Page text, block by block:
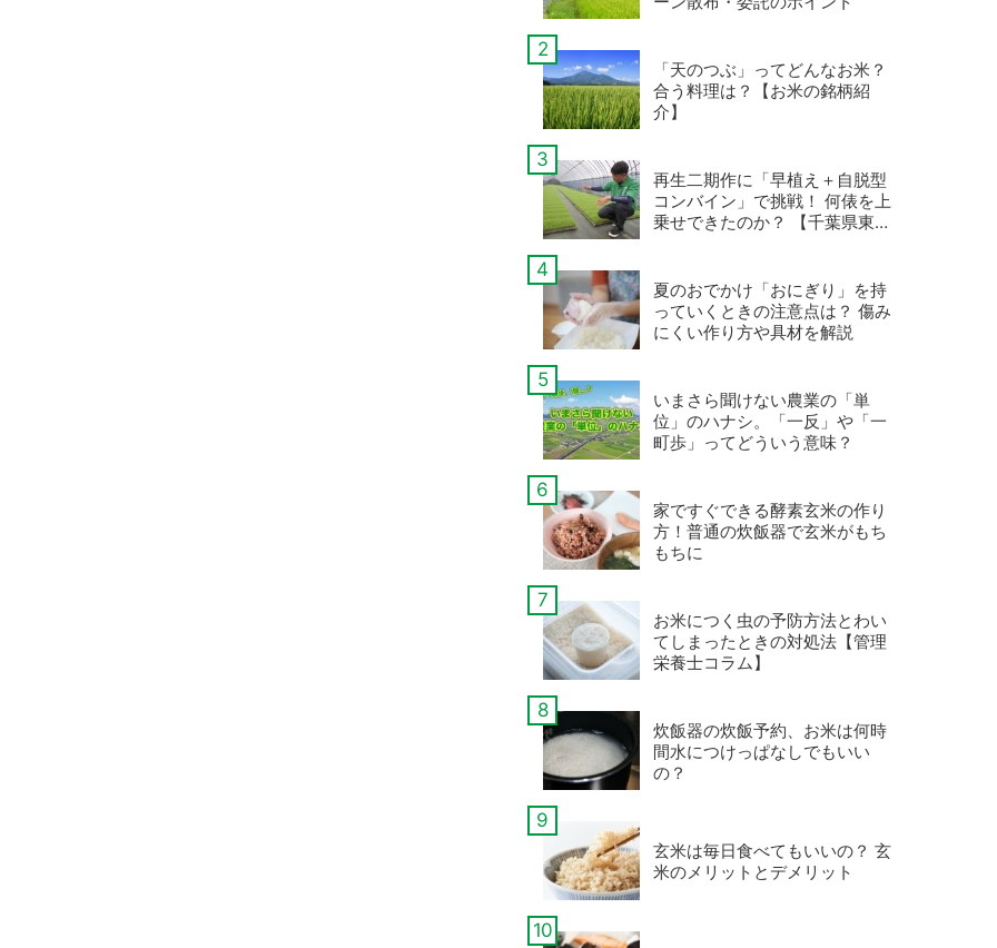
「天のつぶ」ってどんなお米？
合う料理は？【お米の銘柄紹
介】
再生二期作に「早植え＋自脱型
コンバイン」で挑戦！ 何俵を上
乗せできたのか？ 【千葉県東庄
夏のおでかけ「おにぎり」を持
っていくときの注意点は？ 傷み
にくい作り方や具材を解説
いまさら聞けない農業の「単
位」のハナシ。「一反」や「一
町歩」ってどういう意味？
家ですぐできる酵素玄米の作り
方！普通の炊飯器で玄米がもち
もちに
お米につく虫の予防方法とわい
てしまったときの対処法【管理
栄養士コラム】
炊飯器の炊飯予約、お米は何時
間水につけっぱなしでもいい
の？
玄米は毎日食べてもいいの？ 玄
米のメリットとデメリット